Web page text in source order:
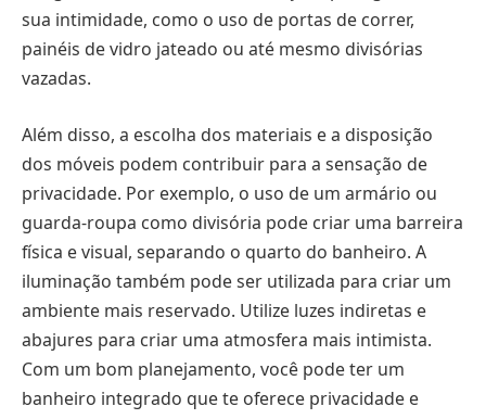
sua intimidade, como o uso de portas de correr,
painéis de vidro jateado ou até mesmo divisórias
vazadas.
Além disso, a escolha dos materiais e a disposição
dos móveis podem contribuir para a sensação de
privacidade. Por exemplo, o uso de um armário ou
guarda-roupa como divisória pode criar uma barreira
física e visual, separando o quarto do banheiro. A
iluminação também pode ser utilizada para criar um
ambiente mais reservado. Utilize luzes indiretas e
abajures para criar uma atmosfera mais intimista.
Com um bom planejamento, você pode ter um
banheiro integrado que te oferece privacidade e